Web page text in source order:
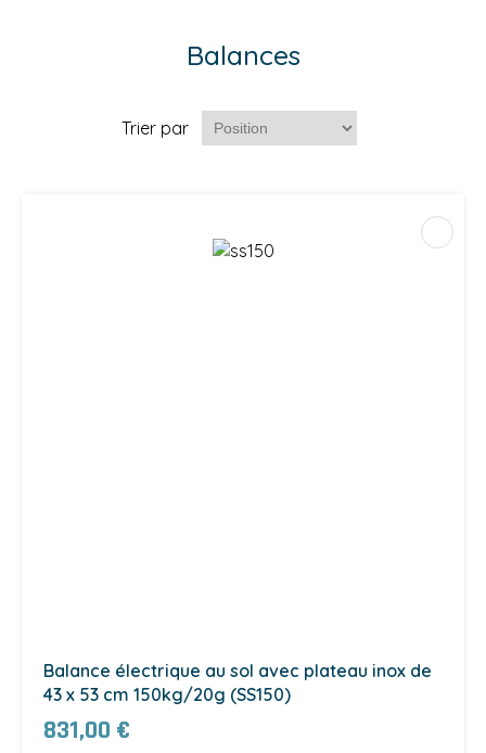
Balances
Trier par
Balance électrique au sol avec plateau inox de
43 x 53 cm 150kg/20g (SS150)
831,00 €